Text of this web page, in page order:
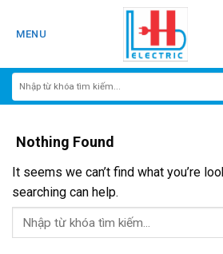
MENU
Nothing Found
It seems we can’t find what you’re
searching can help.